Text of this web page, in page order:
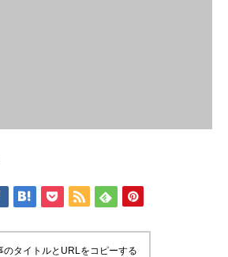
のタイトルとURLをコピーする